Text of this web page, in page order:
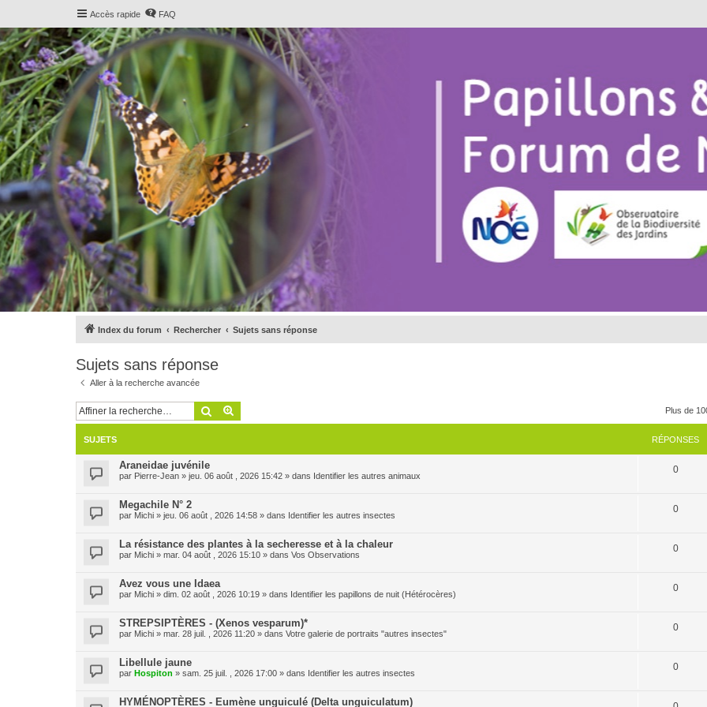
Accès rapide FAQ
Index du forum Rechercher Sujets sans réponse
Sujets sans réponse
Aller à la recherche avancée
Rechercher Plus de
SUJETS RÉPONSES
Araneidae juvénile
par Pierre-Jean » jeu. 06 août , 2026 15:42 » dans Identifier les autres animaux
0
Megachile N° 2
par Michi » jeu. 06 août , 2026 14:58 » dans Identifier les autres insectes
0
La résistance des plantes à la secheresse et à la chaleur
par Michi » mar. 04 août , 2026 15:10 » dans Vos Observations
0
Avez vous une Idaea
par Michi » dim. 02 août , 2026 10:19 » dans Identifier les papillons de nuit (Hétérocères)
0
STREPSIPTÈRES - (Xenos vesparum)*
par Michi » mar. 28 juil. , 2026 11:20 » dans Votre galerie de portraits "autres insectes"
0
Libellule jaune
par Hospiton » sam. 25 juil. , 2026 17:00 » dans Identifier les autres insectes
0
HYMÉNOPTÈRES - Eumène unguiculé (Delta unguiculatum)